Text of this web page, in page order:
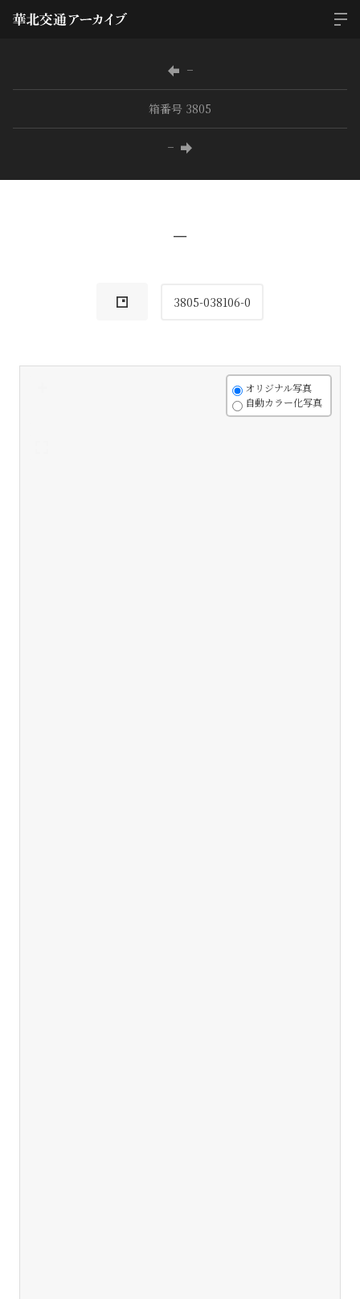
−
箱番号 3805
−
−
3805-038106-0
オリジナル写真
自動カラー化写真